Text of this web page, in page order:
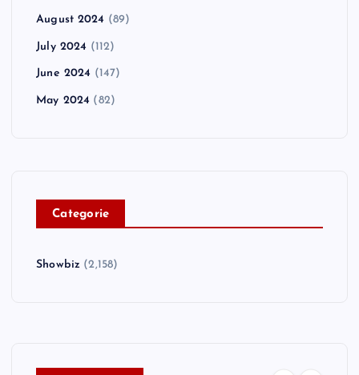
August 2024 (89)
July 2024 (112)
June 2024 (147)
May 2024 (82)
Categorie
Showbiz (2,158)